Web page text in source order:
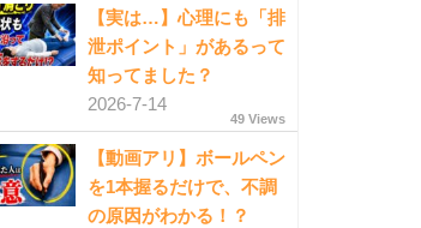
【実は…】心理にも「排
泄ポイント」があるって
知ってました？
2026-7-14
49 Views
【動画アリ】ボールペン
を1本握るだけで、不調
の原因がわかる！？